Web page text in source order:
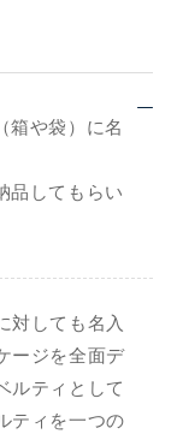
箱や袋）に名
品してもらい
対しても名入
ージを全面デ
ルティとして
ティを一つの